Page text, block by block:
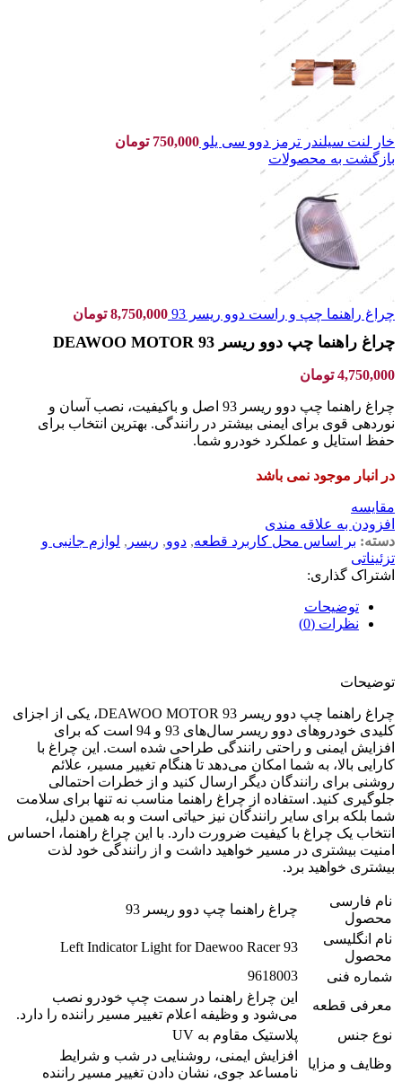
خار لنت سیلندر ترمز دوو سی یلو 750,000 تومان
بازگشت به محصولات
چراغ راهنما چپ و راست دوو ریسر 93 8,750,000 تومان
چراغ راهنما چپ دوو ریسر 93 DEAWOO MOTOR
4,750,000 تومان
چراغ راهنما چپ دوو ریسر 93 اصل و باکیفیت، نصب آسان و
نوردهی قوی برای ایمنی بیشتر در رانندگی. بهترین انتخاب برای
حفظ استایل و عملکرد خودرو شما.
در انبار موجود نمی باشد
مقایسه
افزودن به علاقه مندی
دسته: بر اساس محل کاربرد قطعه, دوو, ریسر , لوازم جانبی و
تزئیناتی
اشتراک گذاری:
توضیحات
نظرات (0)
توضیحات
چراغ راهنما چپ دوو ریسر 93 DEAWOO MOTOR، یکی از اجزای
کلیدی خودروهای دوو ریسر سال‌های 93 و 94 است که برای
افزایش ایمنی و راحتی رانندگی طراحی شده است. این چراغ با
کارایی بالا، به شما امکان می‌دهد تا هنگام تغییر مسیر، علائم
روشنی برای رانندگان دیگر ارسال کنید و از خطرات احتمالی
جلوگیری کنید. استفاده از چراغ راهنما مناسب نه تنها برای سلامت
شما بلکه برای سایر رانندگان نیز حیاتی است و به همین دلیل،
انتخاب یک چراغ با کیفیت ضرورت دارد. با این چراغ راهنما، احساس
امنیت بیشتری در مسیر خواهید داشت و از رانندگی خود لذت
بیشتری خواهید برد.
نام فارسی
محصول
چراغ راهنما چپ دوو ریسر 93
نام انگلیسی
محصول
Left Indicator Light for Daewoo Racer 93
شماره فنی
9618003
معرفی قطعه
این چراغ راهنما در سمت چپ خودرو نصب
می‌شود و وظیفه اعلام تغییر مسیر راننده را دارد.
نوع جنس
پلاستیک مقاوم به UV
وظایف و مزایا
افزایش ایمنی، روشنایی در شب و شرایط
نامساعد جوی، نشان دادن تغییر مسیر راننده